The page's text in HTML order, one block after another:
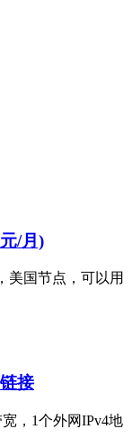
/月)
美国节点，可以用
接
，1个外网IPv4地